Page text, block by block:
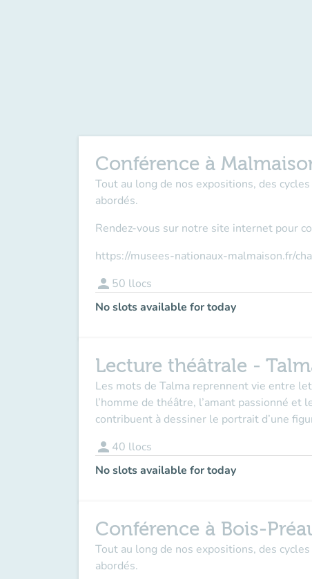
Conférence à
Tout au long de nos expositions, des
abordés.
Rendez-vous sur notre site internet pour
https://musees-nationaux-malmaison.fr/
person 50 llocs
No slots available for today
Lecture théâtrale -
Les mots de Talma reprennent vie entre
l’homme de théâtre, l’amant passionné
contribuent à dessiner le portrait d’une
person 40 llocs
No slots available for today
Conférence à Bois-
Tout au long de nos expositions, des
abordés.